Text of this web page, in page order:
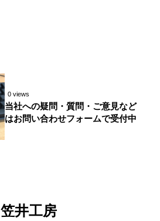
0 views
当社への疑問・質問・ご意見など
はお問い合わせフォームで受付中
笠井工房